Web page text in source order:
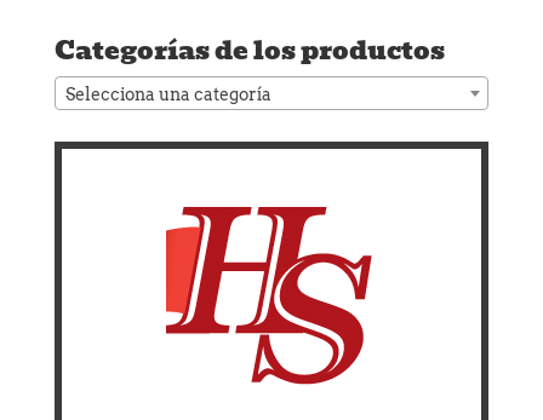
Categorías de los productos
Selecciona una categoría